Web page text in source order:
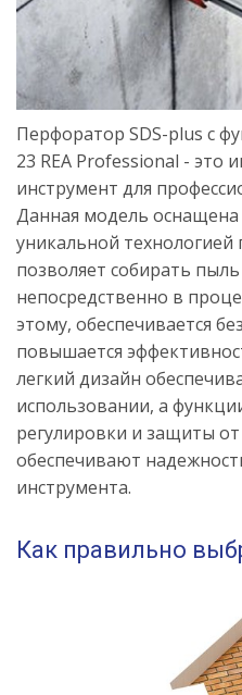
Перфоратор SDS-plus с
23 REA Professional - это
инструмент для
Данная модель
уникальной технологией
позволяет собирать
непосредственно в
этому, обеспечивается
повышается
легкий дизайн
использовании, а
регулировки и защиты от
обеспечивают
инструмента.
Как правильно